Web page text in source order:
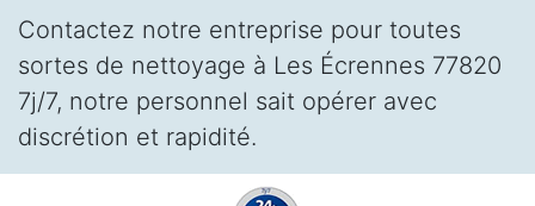
Contactez notre entreprise pour toutes
sortes de nettoyage à Les Écrennes 77820
7j/7, notre personnel sait opérer avec
discrétion et rapidité.